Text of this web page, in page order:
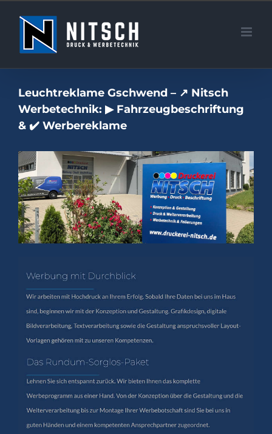
springen
Leuchtreklame Gschwend – ↗️ Nitsch
Werbetechnik: ▶︎ Fahrzeugbeschriftung
& ✔️ Werbereklame